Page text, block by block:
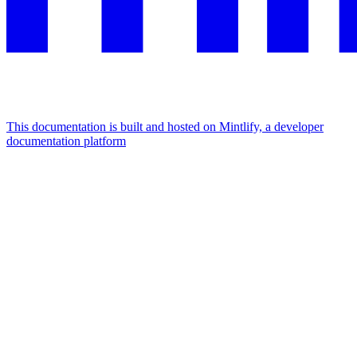
This documentation is built and hosted on Mintlify, a developer
documentation platform